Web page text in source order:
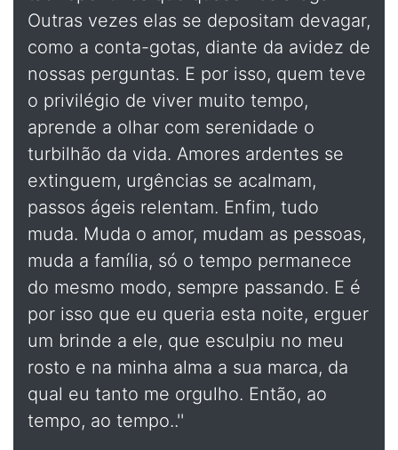
Outras vezes elas se depositam devagar,
como a conta-gotas, diante da avidez de
nossas perguntas. E por isso, quem teve
o privilégio de viver muito tempo,
aprende a olhar com serenidade o
turbilhão da vida. Amores ardentes se
extinguem, urgências se acalmam,
passos ágeis relentam. Enfim, tudo
muda. Muda o amor, mudam as pessoas,
muda a família, só o tempo permanece
do mesmo modo, sempre passando. E é
por isso que eu queria esta noite, erguer
um brinde a ele, que esculpiu no meu
rosto e na minha alma a sua marca, da
qual eu tanto me orgulho. Então, ao
tempo, ao tempo..''